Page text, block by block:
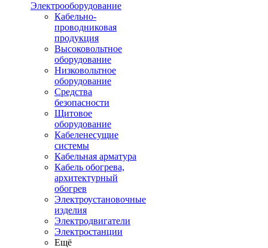
Электрооборудование
Кабельно-
проводниковая
продукция
Высоковольтное
оборудование
Низковольтное
оборудование
Средства
безопасности
Щитовое
оборудование
Кабеленесущие
системы
Кабельная арматура
Кабель обогрева,
архитектурный
обогрев
Электроустановочные
изделия
Электродвигатели
Электростанции
Ещё